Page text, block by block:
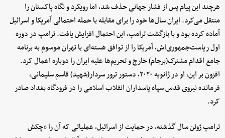
هرچند این پیام پس از فشار جهانی حذف شد، اما رویکرد و نگاه پاکستان را
منتقل می‌کرد. ایران سال‌ها خود را برای مقابله با حمله احتمالی آمریکا و اسرائیل
آماده کرده بود و با بازگشت ترامپ، این احتمال افزایش یافت. ترامپ در دوره
اول ریاست‌جمهوری‌اش، آمریکا را از توافق هسته‌ای با تهران موسوم به برنامه
جامع اقدام مشترک(برجام) خارج و تحریم‌ها علیه ایران را دوباره اعمال کرد.
افزون بر این، او در ژانویه ۲۰۲۰، دستور ترور سردار(شهید) قاسم سلیمانی،
فرمانده نیروی قدس سپاه پاسداران انقلاب اسلامی را در فرودگاه بغداد صادر
کرد.
ترامپ ژوئن سال گذشته، در حمایت از اسرائیل، عملیاتی که آن را «چکش